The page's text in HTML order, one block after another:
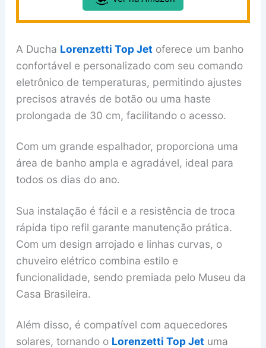
A Ducha Lorenzetti Top Jet oferece um banho
confortável e personalizado com seu comando
eletrônico de temperaturas, permitindo ajustes
precisos através de botão ou uma haste
prolongada de 30 cm, facilitando o acesso.
Com um grande espalhador, proporciona uma
área de banho ampla e agradável, ideal para
todos os dias do ano.
Sua instalação é fácil e a resistência de troca
rápida tipo refil garante manutenção prática.
Com um design arrojado e linhas curvas, o
chuveiro elétrico combina estilo e
funcionalidade, sendo premiada pelo Museu da
Casa Brasileira.
Além disso, é compatível com aquecedores
solares, tornando o Lorenzetti Top Jet uma